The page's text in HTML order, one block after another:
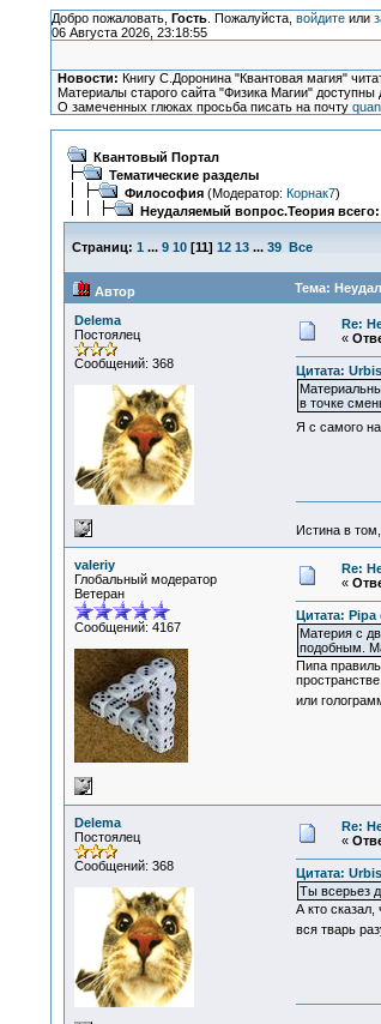
Добро пожаловать, Гость. Пожалуйста, войдитеили
06 Августа 2026, 23:18:55
Новости: Книгу С.Доронина "Квантовая магия"
Материалы старого сайта "Физика Магии"
О замеченных глюках просьба писать на почту
Квантовый Портал
Тематические разделы
Философия(Модератор: Корнак7)
Неудаляемый вопрос.Теория
Страниц: 1 ... 9 10[11] 12 13 ... 39 Все
Автор Тема:
Delema
Постоялец
Сообщений: 368
Re:
«
Цитата:
в точке
Я с самого
Истина в
valeriy
Глобальный модератор
Ветеран
Сообщений: 4167
Re:
«
Цитата:
Материя с
подобным.
Пипа
или
Delema
Постоялец
Сообщений: 368
Re:
«
Цитата:
Ты всерьез
А кто
вся тварь